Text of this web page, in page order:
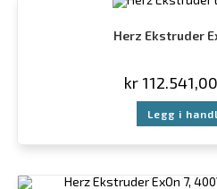
Herz Ekstruder
kr 112.541,00
Legg i